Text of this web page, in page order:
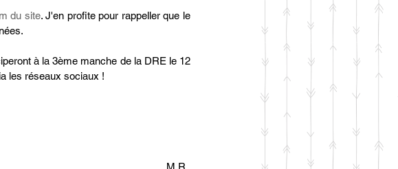
du site. J'en profite pour rappeller que le
à la 3ème manche de la DRE le 12
les réseaux sociaux !